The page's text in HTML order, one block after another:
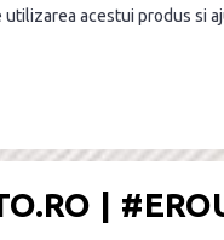
acestui produs si
|